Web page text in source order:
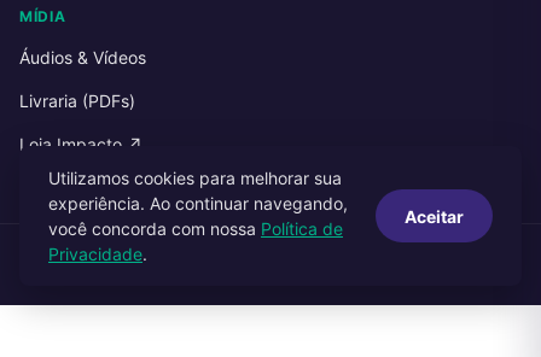
MÍDIA
Áudios & Vídeos
Livraria (PDFs)
Loja Impacto ↗
© 2026 Impacto Publicações. Todos os direitos reservados.
Utilizamos cookies para melhorar sua
experiência. Ao continuar navegando,
você concorda com nossa Política de
Privacidade.
Aceitar